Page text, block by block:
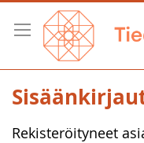
Skip
Content
Rekisteröityneet